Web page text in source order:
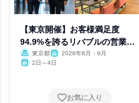
【東京開催】お客様満足度
94.9%を誇るリバブルの営業を
体験東京都
2026年8月・9月
2日～4日
お気に入り